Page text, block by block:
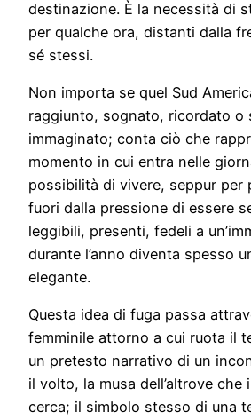
destinazione. È la necessità di
per qualche ora, distanti dalla
sé stessi.
Non importa se quel Sud
raggiunto, sognato, ricordato o
immaginato; conta ciò che
momento in cui entra nelle
possibilità di vivere, seppur per
fuori dalla pressione di essere
leggibili, presenti, fedeli a
durante l’anno diventa spesso
elegante.
Questa idea di fuga passa
femminile attorno a cui ruota il
un pretesto narrativo di un
il volto, la musa dell’altrove che
cerca; il simbolo stesso di una